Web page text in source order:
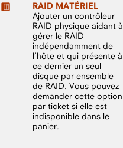
RAID MATÉRIEL
Ajouter un contrôleur
RAID physique aidant à
gérer le RAID
indépendamment de
l’hôte et qui présente à
ce dernier un seul
disque par ensemble
de RAID. Vous pouvez
demander cette option
par ticket si elle est
indisponible dans le
panier.